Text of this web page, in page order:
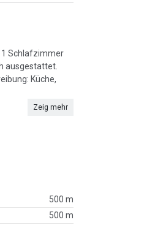
1 Schlafzimmer
ausgestattet.
Küche,
Zeig mehr
500 m
500 m